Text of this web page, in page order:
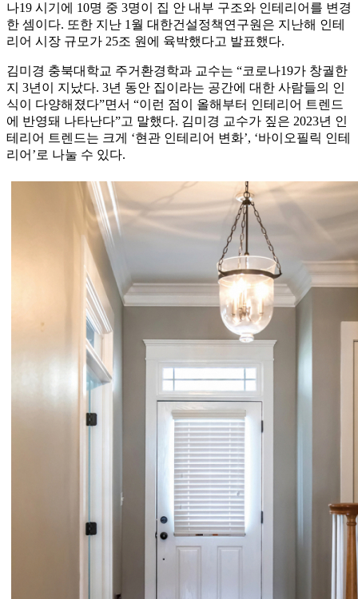
나19 시기에 10명 중 3명이 집 안 내부 구조와 인테리어를 변경
한 셈이다. 또한 지난 1월 대한건설정책연구원은 지난해 인테
리어 시장 규모가 25조 원에 육박했다고 발표했다.
김미경 충북대학교 주거환경학과 교수는 “코로나19가 창궐한
지 3년이 지났다. 3년 동안 집이라는 공간에 대한 사람들의 인
식이 다양해졌다”면서 “이런 점이 올해부터 인테리어 트렌드
에 반영돼 나타난다”고 말했다. 김미경 교수가 짚은 2023년 인
테리어 트렌드는 크게 ‘현관 인테리어 변화’, ‘바이오필릭 인테
리어’로 나눌 수 있다.